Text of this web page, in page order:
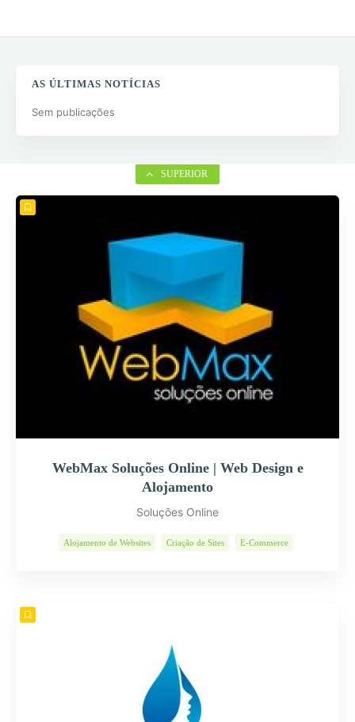
AS ÚLTIMAS NOTÍCIAS
Sem publicações
SUPERIOR
WebMax Soluções Online | Web Design e
Alojamento
Soluções Online
Alojamento de Websites Criação de Sites E-Commerce